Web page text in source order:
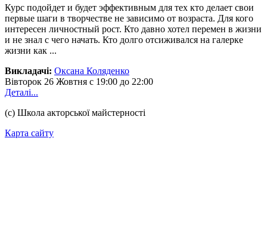
Курс подойдет и будет эффективным для тех кто делает свои
первые шаги в творчестве не зависимо от возраста. Для кого
интересен личностный рост. Кто давно хотел перемен в жизни
и не знал с чего начать. Кто долго отсиживался на галерке
жизни как ...
Викладачі: Оксана Коляденко
Вівторок 26 Жовтня с 19:00 до 22:00
Деталі...
(с) Школа акторської майстерності
Карта сайту